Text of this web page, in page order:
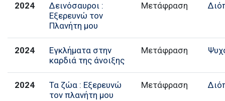
2024
Δεινόσαυροι :
Εξερευνώ τον
Πλανήτη μου
Μετάφραση
2024
Εγκλήματα στην
καρδιά της άνοιξης
Μετάφραση
2024
Τα ζώα : Εξερευνώ
τον πλανήτη μου
Μετάφραση